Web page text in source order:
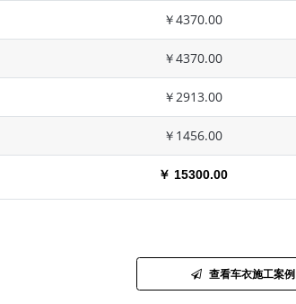
￥4370.00
￥4370.00
￥2913.00
￥1456.00
￥ 15300.00
查看车衣施工案例